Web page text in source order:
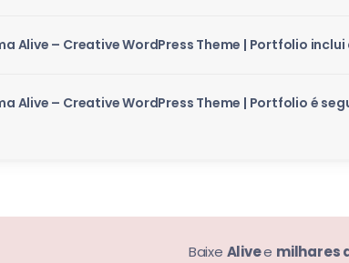
Alive – Creative WordPress Theme | Portfolio
Alive – Creative WordPress Theme | Portfolio é
Baixe Alivee milhares